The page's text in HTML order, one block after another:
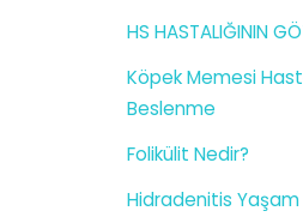
HS HASTALIĞININ
Köpek Memesi
Beslenme
Folikülit Nedir?
Hidradenitis